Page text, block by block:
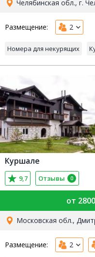
Челябинская обл., г.
Размещение: 2
Номера для некурящих
Куршале
9,7 Отзывы 0
от
Московская обл.,
Размещение: 2